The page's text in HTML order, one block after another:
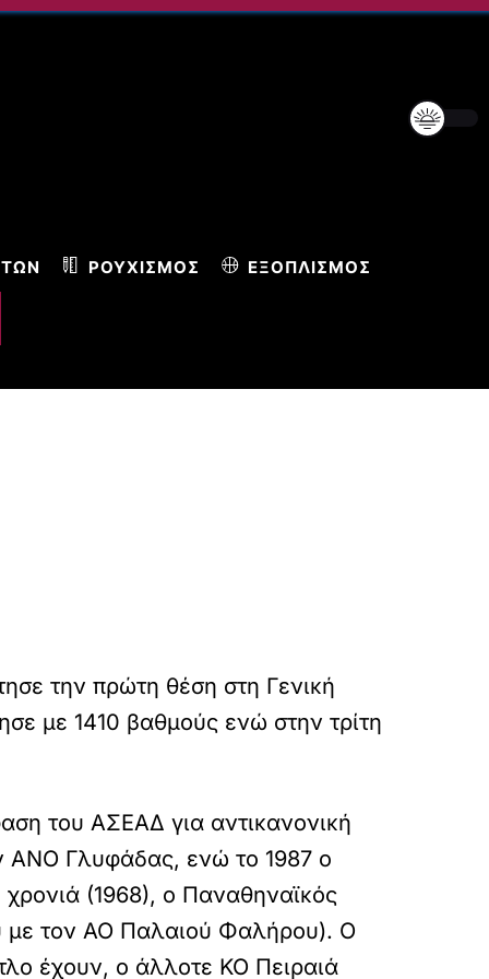
ΡΟΥΧΙΣΜΌΣ ΕΞΟΠΛΙΣΜΌΣ
την πρώτη θέση στη Γενική
με 1410 βαθμούς ενώ στην τρίτη
του ΑΣΕΑΔ για αντικανονική
ΑΝΟ Γλυφάδας, ενώ το 1987 ο
(1968), ο Παναθηναϊκός
με τον ΑΟ Παλαιού Φαλήρου). Ο
έχουν, ο άλλοτε ΚΟ Πειραιά